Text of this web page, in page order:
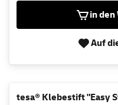
in
Auf
tesa® Klebestift "Easy